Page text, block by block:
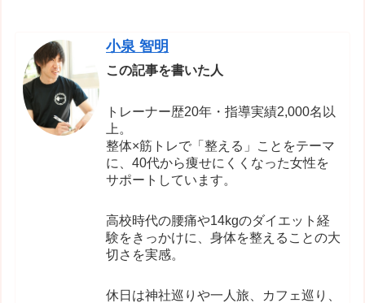
小泉 智明
この記事を書いた人
トレーナー歴20年・指導実績2,000名以
上。
整体×筋トレで「整える」ことをテーマ
に、40代から痩せにくくなった女性を
サポートしています。
高校時代の腰痛や14kgのダイエット経
験をきっかけに、身体を整えることの大
切さを実感。
休日は神社巡りや一人旅、カフェ巡り、